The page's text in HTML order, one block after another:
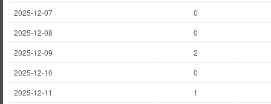
2025-12-07
0
2025-12-08
0
2025-12-09
2
2025-12-10
0
2025-12-11
1